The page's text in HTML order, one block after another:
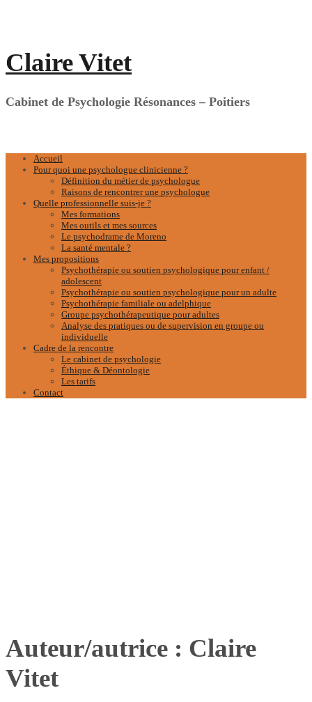
Claire Vitet
Cabinet de Psychologie Résonances – Poitiers
Accueil
Pour quoi une psychologue clinicienne ?
Définition du métier de psychologue
Raisons de rencontrer une psychologue
Quelle professionnelle suis-je ?
Mes formations
Mes outils et mes sources
Le psychodrame de Moreno
La santé mentale ?
Mes propositions
Psychothérapie ou soutien psychologique pour enfant /
adolescent
Psychothérapie ou soutien psychologique pour un adulte
Psychothérapie familiale ou adelphique
Groupe psychothérapeutique pour adultes
Analyse des pratiques ou de supervision en groupe ou
individuelle
Cadre de la rencontre
Le cabinet de psychologie
Éthique & Déontologie
Les tarifs
Contact
Auteur/autrice : Claire
Vitet